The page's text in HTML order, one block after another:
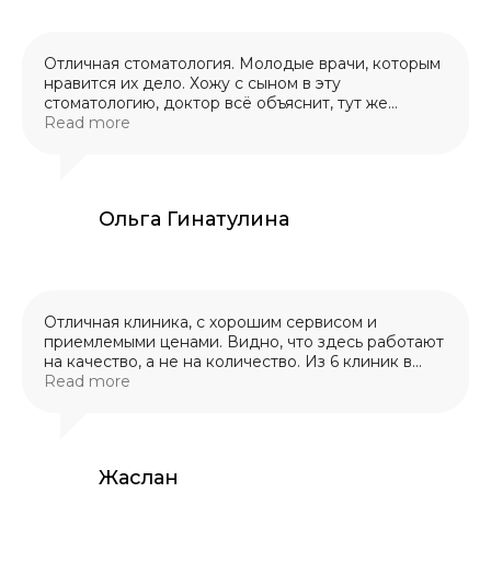
Отличная стоматология. Молодые врачи, которым
нравится их дело. Хожу с сыном в эту
стоматологию, доктор всё объяснит, тут же
сделают рентген по месту. Ребёнок доволен.
Read more
Ольга Гинатулина
Отличная клиника, с хорошим сервисом и
приемлемыми ценами. Видно, что здесь работают
на качество, а не на количество. Из 6 клиник в
которых лечил зубы, однозначно могу
Read more
Жаслан